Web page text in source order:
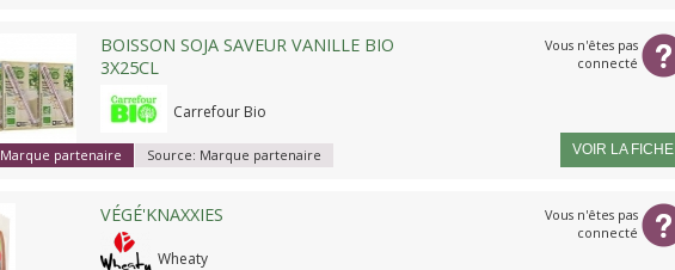
BOISSON SOJA SAVEUR VANILLE BIO
3X25CL
Carrefour Bio
Marque partenaire Source: Marque partenaire
Vous n'êtes pas
connecté
VOIR LA FICHE
VÉGÉ'KNAXXIES
Wheaty
Vous n'êtes pas
connecté